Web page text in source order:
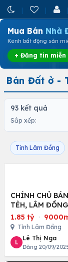
Mua Bán Nhà
Kênh bất động sản
+ Đăng tin miễn
Bán Đất ở -
93 kết quả
Sắp xếp:
Tỉnh Lâm Đồng
CHÍNH CHỦ
TẺH, LÂM ĐỒNG
1.85 tỷ ·
Tỉnh Lâm Đồng
L
Lê Thị Nga
Đăng 20/09/